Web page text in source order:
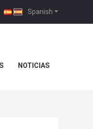
Spanish
NOTICIAS